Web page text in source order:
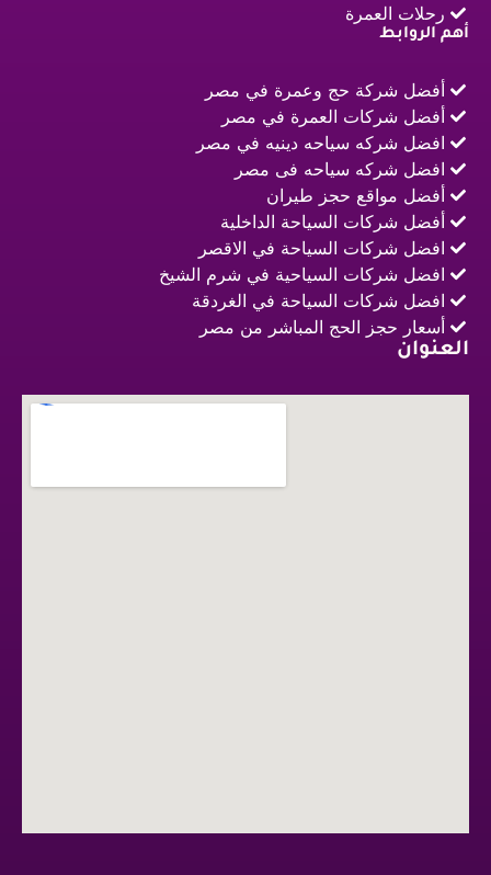
رحلات العمرة
أهم الروابط
أفضل شركة حج وعمرة في مصر
أفضل شركات العمرة في مصر
افضل شركه سياحه دينيه في مصر
افضل شركه سياحه فى مصر
أفضل مواقع حجز طيران
أفضل شركات السياحة الداخلية
افضل شركات السياحة في الاقصر
افضل شركات السياحية في شرم الشيخ
افضل شركات السياحة في الغردقة
أسعار حجز الحج المباشر من مصر
العنوان